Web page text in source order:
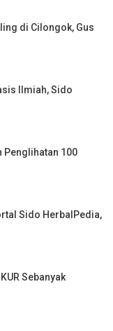
di Cilongok, Gus
Ilmiah, Sido
Penglihatan 100
Sido HerbalPedia,
Sebanyak